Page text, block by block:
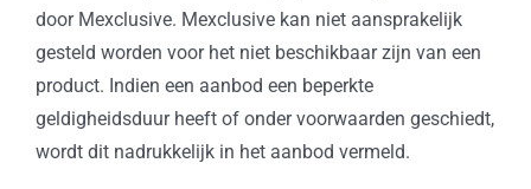
door Mexclusive. Mexclusive kan niet aansprakelijk
gesteld worden voor het niet beschikbaar zijn van een
product. Indien een aanbod een beperkte
geldigheidsduur heeft of onder voorwaarden geschiedt,
wordt dit nadrukkelijk in het aanbod vermeld.